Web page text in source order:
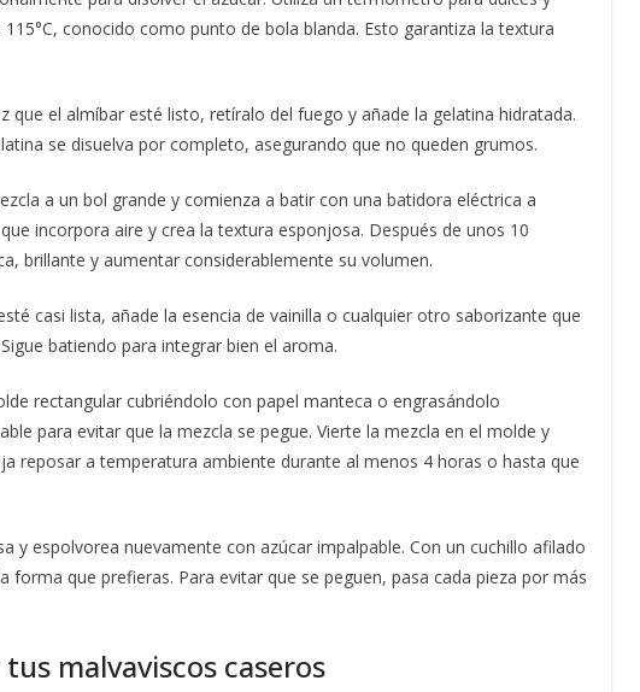
conocido como punto de bola blanda. Esto garantiza la textura
que el almíbar esté listo, retíralo del fuego y añade la gelatina hidratada.
se disuelva por completo, asegurando que no queden grumos.
a un bol grande y comienza a batir con una batidora eléctrica a
incorpora aire y crea la textura esponjosa. Después de unos 10
brillante y aumentar considerablemente su volumen.
casi lista, añade la esencia de vainilla o cualquier otro saborizante que
batiendo para integrar bien el aroma.
rectangular cubriéndolo con papel manteca o engrasándolo
para evitar que la mezcla se pegue. Vierte la mezcla en el molde y
reposar a temperatura ambiente durante al menos 4 horas o hasta que
y espolvorea nuevamente con azúcar impalpable. Con un cuchillo afilado
que prefieras. Para evitar que se peguen, pasa cada pieza por más
malvaviscos caseros